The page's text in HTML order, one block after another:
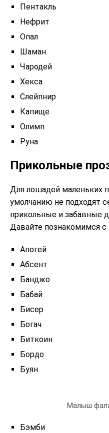
Пентакль
Нефрит
Опал
Шаман
Чародей
Хекса
Слейпнир
Капище
Олимп
Руна
Прикольные
Для лошадей маленьких
умолчанию не подходят
прикольные и забавные
Давайте познакомимся с
Апогей
Абсент
Банджо
Бабай
Бисер
Богач
Биткоин
Бордо
Буян
Малыш
Бэмби